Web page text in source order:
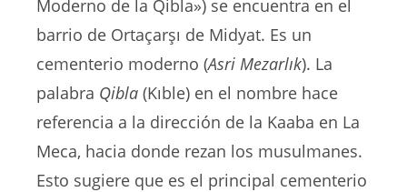
Moderno de la Qibla») se encuentra en el
barrio de Ortaçarşı de Midyat. Es un
cementerio moderno (Asri Mezarlık). La
palabra Qibla (Kıble) en el nombre hace
referencia a la dirección de la Kaaba en La
Meca, hacia donde rezan los musulmanes.
Esto sugiere que es el principal cementerio